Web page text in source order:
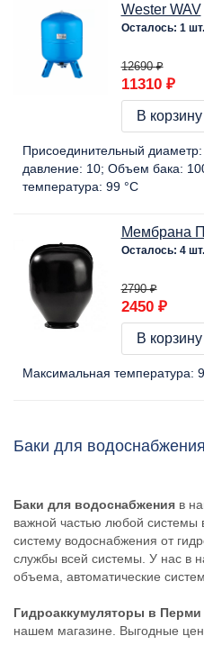
Wester WAV
Осталось: 1 шт.
12690 ₽
11310 ₽
В корзину
Присоединительный диаметр:
давление: 10 Объем бака:
температура: 99 °C
Мембрана
Осталось: 4 шт.
2790 ₽
2450 ₽
В корзину
Максимальная температура:
Баки для
Баки для водоснабжения в
важной частью любой системы
систему водоснабжения от
службы всей системы. У нас в
объема, автоматические
Гидроаккумуляторы в Перми
нашем магазине. Выгодные